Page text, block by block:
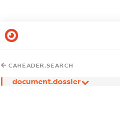
CAHEADER.SEARCH
document.dossier